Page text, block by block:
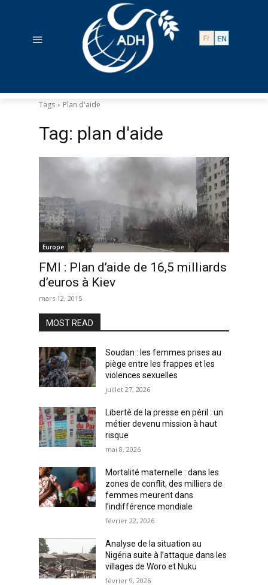
Tags Plan d'aide
Tag: plan d'aide
Europe
FMI : Plan d’aide de 16,5 milliards
d’euros à Kiev
mars 12, 2015
MOST READ
Soudan : les femmes prises au
piège entre les frappes et les
violences sexuelles
juillet 27, 2026
Liberté de la presse en péril : un
métier devenu mission à haut
risque
mai 8, 2026
Mortalité maternelle : dans les
zones de conflit, des milliers de
femmes meurent dans
l’indifférence mondiale
février 22, 2026
Analyse de la situation au
Nigéria suite à l’attaque dans les
villages de Woro et Nuku
février 9, 2026